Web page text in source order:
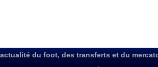
du foot, des transferts et du